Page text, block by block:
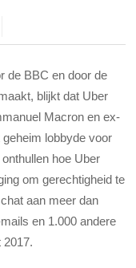
de BBC en door de
blijkt dat Uber
Macron en ex-
lobbyde voor
hoe Uber
om gerechtigheid te
aan meer dan
en 1.000 andere
2017.